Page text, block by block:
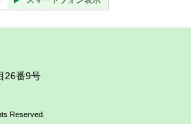
26番9号
Reserved.